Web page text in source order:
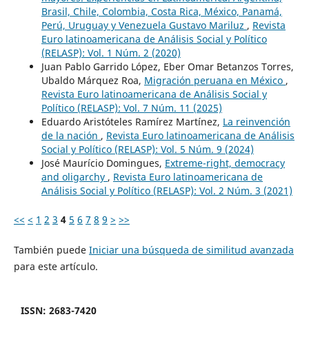
Brasil, Chile, Colombia, Costa Rica, México, Panamá,
Perú, Uruguay y Venezuela Gustavo Mariluz , Revista
Euro latinoamericana de Análisis Social y Político
(RELASP): Vol. 1 Núm. 2 (2020)
Juan Pablo Garrido López, Eber Omar Betanzos Torres,
Ubaldo Márquez Roa, Migración peruana en México ,
Revista Euro latinoamericana de Análisis Social y
Político (RELASP): Vol. 7 Núm. 11 (2025)
Eduardo Aristóteles Ramírez Martínez, La reinvención
de la nación , Revista Euro latinoamericana de Análisis
Social y Político (RELASP): Vol. 5 Núm. 9 (2024)
José Maurício Domingues, Extreme-right, democracy
and oligarchy , Revista Euro latinoamericana de
Análisis Social y Político (RELASP): Vol. 2 Núm. 3 (2021)
<< < 1 2 3 4 5 6 7 8 9 > >>
También puede Iniciar una búsqueda de similitud avanzada
para este artículo.
ISSN: 2683-7420